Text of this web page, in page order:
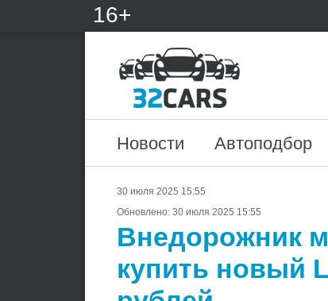
16+
Новости Автоподбор
30 июля 2025 15:55
Обновлено: 30 июля 2025 15:55
Внедорожник
купить новый